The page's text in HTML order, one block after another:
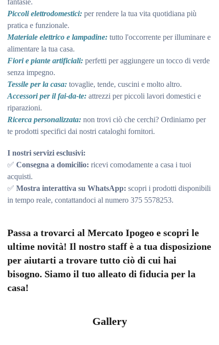
fantasie.
Piccoli elettrodomestici: per rendere la tua vita quotidiana più
pratica e funzionale.
Materiale elettrico e lampadine: tutto l'occorrente per illuminare e
alimentare la tua casa.
Fiori e piante artificiali: perfetti per aggiungere un tocco di verde
senza impegno.
Tessile per la casa: tovaglie, tende, cuscini e molto altro.
Accessori per il fai-da-te: attrezzi per piccoli lavori domestici e
riparazioni.
Ricerca personalizzata: non trovi ciò che cerchi? Ordiniamo per
te prodotti specifici dai nostri cataloghi fornitori.
I nostri servizi esclusivi:
✅ Consegna a domicilio: ricevi comodamente a casa i tuoi
acquisti.
✅ Mostra interattiva su WhatsApp: scopri i prodotti disponibili
in tempo reale, contattandoci al numero 375 5578253.
Passa a trovarci al Mercato Ipogeo e scopri le
ultime novità! Il nostro staff è a tua disposizione
per aiutarti a trovare tutto ciò di cui hai
bisogno. Siamo il tuo alleato di fiducia per la
casa!
Gallery